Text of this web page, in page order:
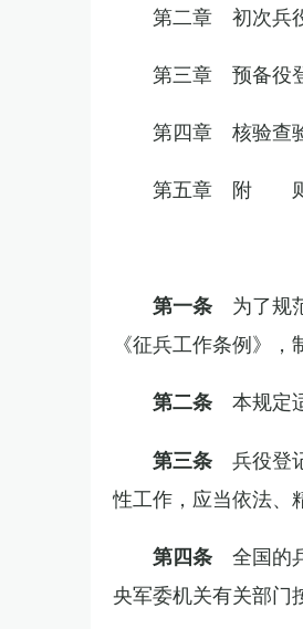
第二章 初次兵
第三章 预备役
第四章 核验查
第五章 附
第一条 为了规
《征兵工作条例》，
第二条 本规定
第三条 兵役登
性工作，应当依法、
第四条 全国的
央军委机关有关部门